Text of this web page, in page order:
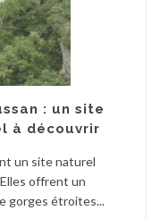
: un site
à découvrir
un site naturel
offrent un
gorges étroites...